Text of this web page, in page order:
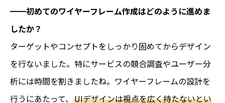
━━初めてのワイヤーフレーム作成はどのように進めま
したか？
ターゲットやコンセプトをしっかり固めてからデザイン
を行ないました。特にサービスの競合調査やユーザー分
析には時間を割きましたね。ワイヤーフレームの設計を
行うにあたって、 UIデザインは視点を広く持たないとい